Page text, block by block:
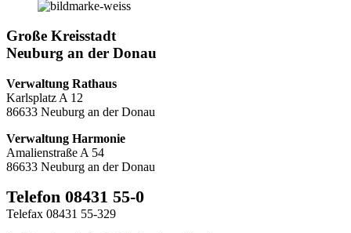
Große Kreisstadt
Neuburg an der Donau
Verwaltung Rathaus
Karlsplatz A 12
86633 Neuburg an der Donau
Verwaltung Harmonie
Amalienstraße A 54
86633 Neuburg an der Donau
Telefon 08431 55-0
Telefax 08431 55-329